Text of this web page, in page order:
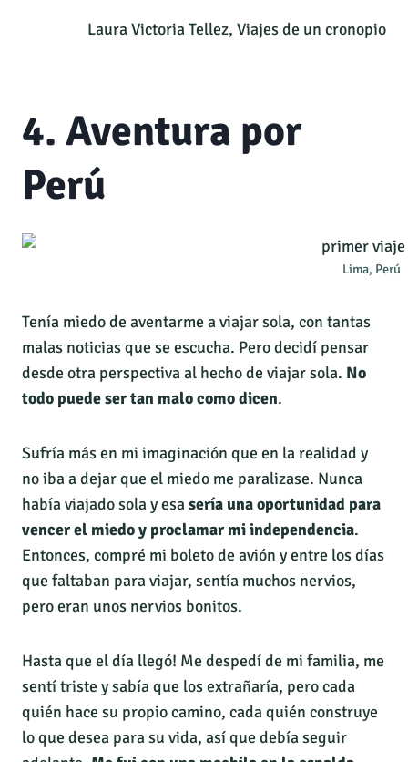
Laura Victoria Tellez, Viajes de un cronopio
4. Aventura por
Perú
Lima, Perú
Tenía miedo de aventarme a viajar sola, con tantas
malas noticias que se escucha. Pero decidí pensar
desde otra perspectiva al hecho de viajar sola. No
todo puede ser tan malo como dicen.
Sufría más en mi imaginación que en la realidad y
no iba a dejar que el miedo me paralizase. Nunca
había viajado sola y esasería una oportunidad para
vencer el miedo y proclamar mi independencia.
Entonces, compré mi boleto de avión y entre los días
que faltaban para viajar, sentía muchos nervios,
pero eran unos nervios bonitos.
Hasta que el día llegó! Me despedí de mi familia, me
sentí triste y sabía que los extrañaría, pero cada
quién hace su propio camino, cada quién construye
lo que desea para su vida, así que debía seguir